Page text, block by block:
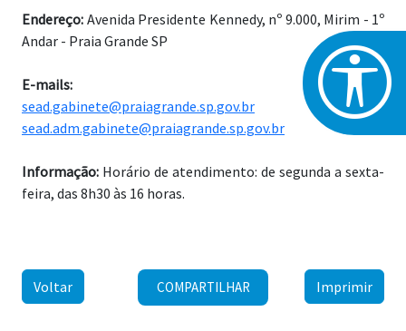
Endereço: Avenida Presidente Kennedy, nº 9.000, Mirim - 1º
Andar - Praia Grande SP
E-mails:
sead.gabinete@praiagrande.sp.gov.br
sead.adm.gabinete@praiagrande.sp.gov.br
Informação: Horário de atendimento: de segunda a sexta-
feira, das 8h30 às 16 horas.
Voltar COMPARTILHAR Imprimir